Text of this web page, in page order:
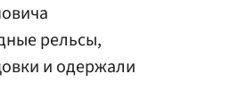
рельсы,
и одержали